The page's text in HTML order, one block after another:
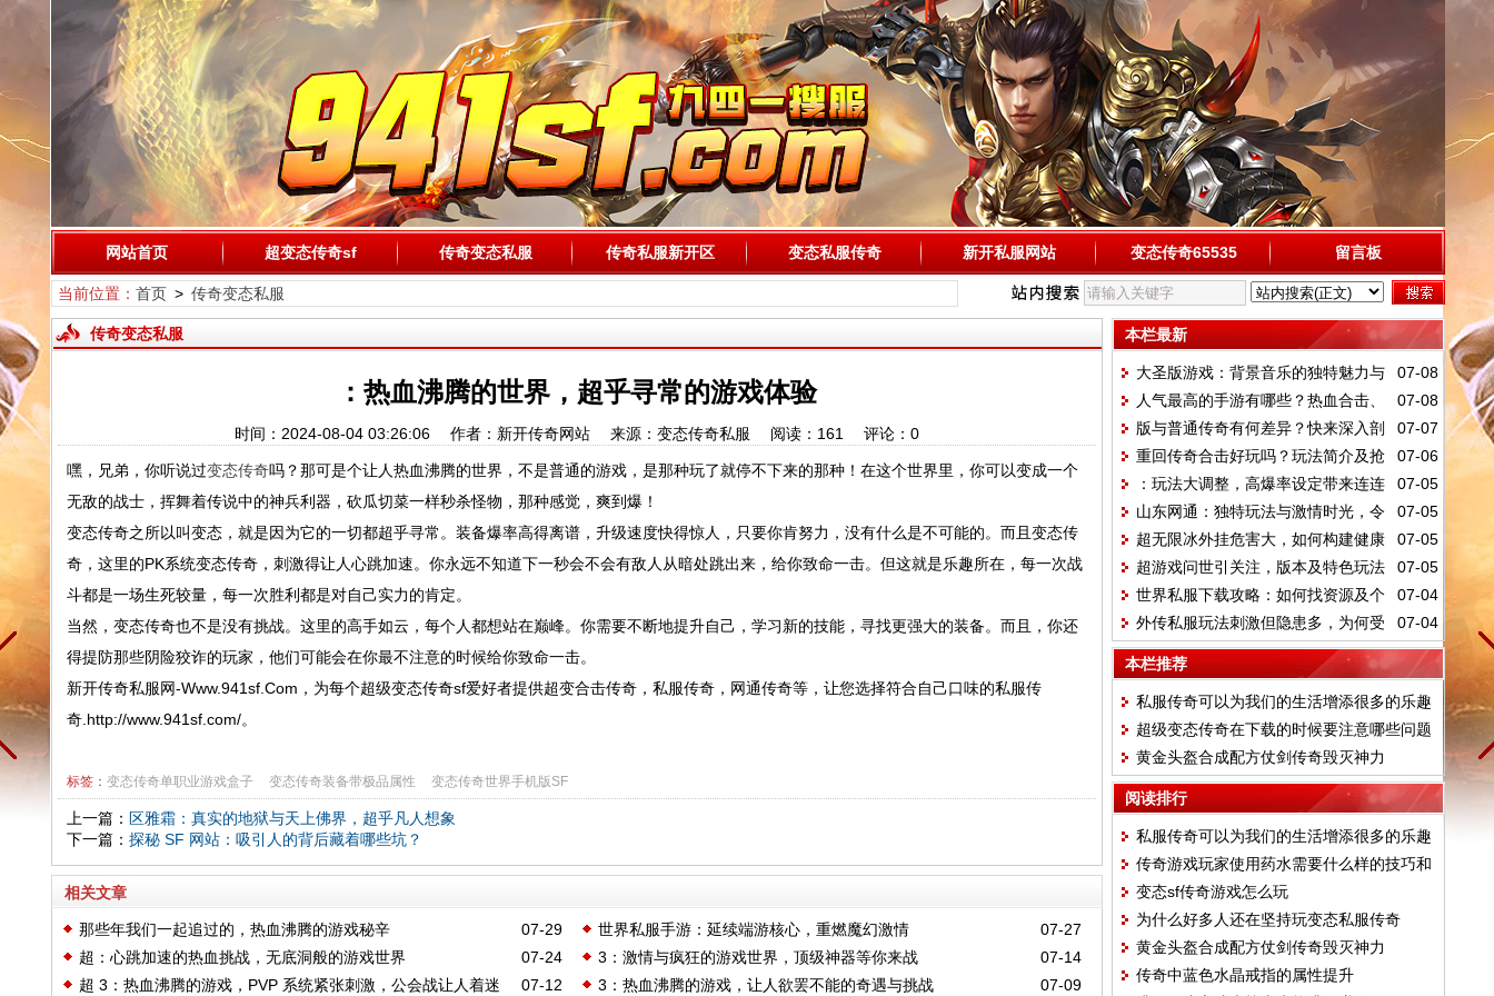
网站首页 超变态传奇sf 传奇变态私服 传奇私服新开区 变态私服传奇 新开私服网站 变态传奇65535 留言板
当前位置： 首页> 传奇变态私服
传奇变态私服
：热血沸腾的世界，超乎寻常的游戏体验
时间：2024-08-04 03:26:06 作者：新开传奇网站 来源：变态传奇私服 阅读： 161 评论： 0
嘿，兄弟，你听说过变态传奇吗？那可是个让人热血沸腾的世界，不是普通的游戏，是那种玩了就停不下来的那种！在这个世界里，你可以变成一个
无敌的战士，挥舞着传说中的神兵利器，砍瓜切菜一样秒杀怪物，那种感觉，爽到爆！
变态传奇之所以叫变态，就是因为它的一切都超乎寻常。装备爆率高得离谱，升级速度快得惊人，只要你肯努力，没有什么是不可能的。而且变态传
奇，这里的PK系统变态传奇，刺激得让人心跳加速。你永远不知道下一秒会不会有敌人从暗处跳出来，给你致命一击。但这就是乐趣所在，每一次战
斗都是一场生死较量，每一次胜利都是对自己实力的肯定。
当然，变态传奇也不是没有挑战。这里的高手如云，每个人都想站在巅峰。你需要不断地提升自己，学习新的技能，寻找更强大的装备。而且，你还
得提防那些阴险狡诈的玩家，他们可能会在你最不注意的时候给你致命一击。
新开传奇私服网-Www.941sf.Com，为每个超级变态传奇sf爱好者提供超变合击传奇，私服传奇，网通传奇等，让您选择符合自己口味的私服传
奇.http://www.941sf.com/。
标签： 变态传奇单职业游戏盒子 变态传奇装备带极品属性 变态传奇世界手机版SF
上一篇： 区雅霜：真实的地狱与天上佛界，超乎凡人想象
下一篇： 探秘 SF 网站：吸引人的背后藏着哪些坑？
相关文章
07-29
那些年我们一起追过的，热血沸腾的游戏秘辛 07-27
世界私服手游：延续端游核心，重燃魔幻激情
07-24
超：心跳加速的热血挑战，无底洞般的游戏世界 07-14
3：激情与疯狂的游戏世界，顶级神器等你来战
07-12
超 3：热血沸腾的游戏，PVP 系统紧张刺激，公会战让人着迷 07-09
3：热血沸腾的游戏，让人欲罢不能的奇遇与挑战
本栏最新
07-08
大圣版游戏：背景音乐的独特魅力与
特色
07-08
人气最高的手游有哪些？热血合击、
赤炎屠龙等你来玩
07-07
版与普通传奇有何差异？快来深入剖
析
07-06
重回传奇合击好玩吗？玩法简介及抢
先体验攻略大揭秘
07-05
：玩法大调整，高爆率设定带来连连
惊喜
07-05
山东网通：独特玩法与激情时光，令
人难忘的游戏记忆
07-05
超无限冰外挂危害大，如何构建健康
游戏环境？
07-05
超游戏问世引关注，版本及特色玩法
大揭秘
07-04
世界私服下载攻略：如何找资源及个
性装扮？
07-04
外传私服玩法刺激但隐患多，为何受
玩家热捧？
本栏推荐
私服传奇可以为我们的生活增添很多的乐趣
超级变态传奇在下载的时候要注意哪些问题
黄金头盔合成配方仗剑传奇毁灭神力
阅读排行
私服传奇可以为我们的生活增添很多的乐趣
传奇游戏玩家使用药水需要什么样的技巧和
方式能快速通关
变态sf传奇游戏怎么玩
为什么好多人还在坚持玩变态私服传奇
黄金头盔合成配方仗剑传奇毁灭神力
传奇中蓝色水晶戒指的属性提升